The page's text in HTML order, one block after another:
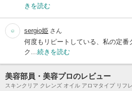
きを読む
sergio姫 さん
何度もリピートしている、私の定番
ク… 続きを読む
美容部員・美容プロのレビュー
スキンクリア クレンズ オイル アロマタイプ リフ